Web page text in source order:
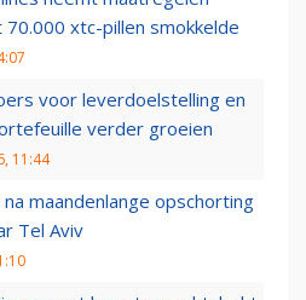
xtc-pillen smokkelde
voor leverdoelstelling en
verder groeien
11:44
maandenlange opschorting
Tel Aviv